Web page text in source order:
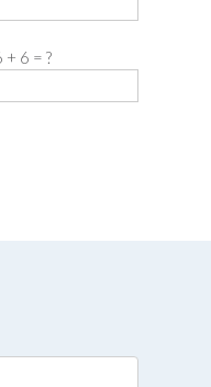
6 = ?